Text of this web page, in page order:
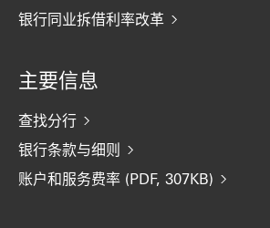
银行同业拆借利率改革
主要信息
查找分行
银行条款与细则
账户和服务费率 (PDF, 307KB)